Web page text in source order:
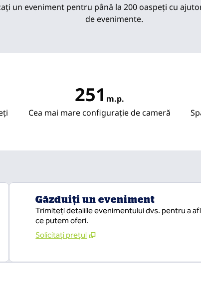
un eveniment pentru până la 200 oaspeți cu
de evenimente.
251 m.p.
Metri pătrați
Cea mai mare configurație de cameră
Găzduiți un eveniment
Trimiteți detaliile evenimentului dvs. pentru a
ce putem oferi.
Solicitați prețul